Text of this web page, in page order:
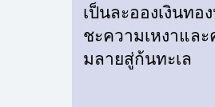
เป็นละอองเงินทอ
ชะความเหงาแล
มลายสู่ก้นทะเล